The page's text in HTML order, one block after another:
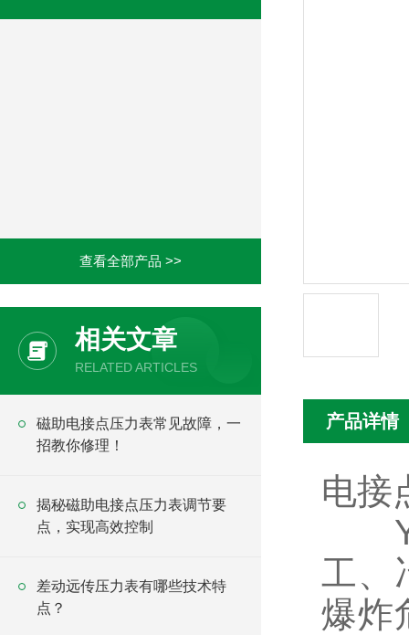
查看全部产品 >>
相关文章
RELATED ARTICLES
磁助电接点压力表常见故障，一
招教你修理！
揭秘磁助电接点压力表调节要
点，实现高效控制
差动远传压力表有哪些技术特
点？
产品详情
电接
工、
爆炸